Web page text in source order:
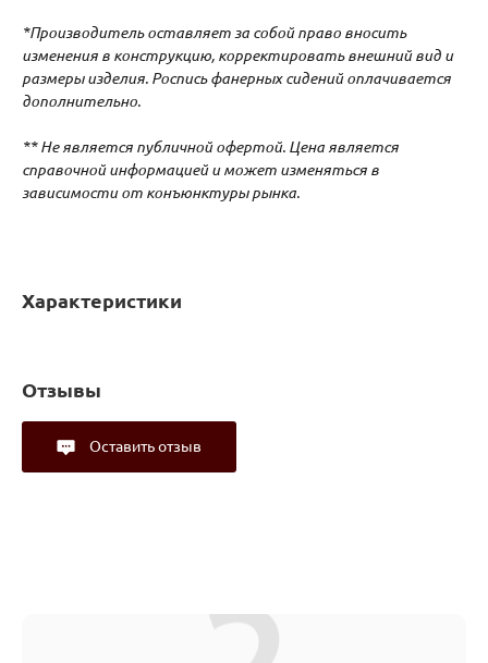
*Производитель оставляет за собой право вносить
изменения в конструкцию, корректировать внешний вид и
размеры изделия. Роспись фанерных сидений оплачивается
дополнительно.
** Не является публичной офертой. Цена является
справочной информацией и может изменяться в
зависимости от конъюнктуры рынка.
Характеристики
Отзывы
Оставить отзыв